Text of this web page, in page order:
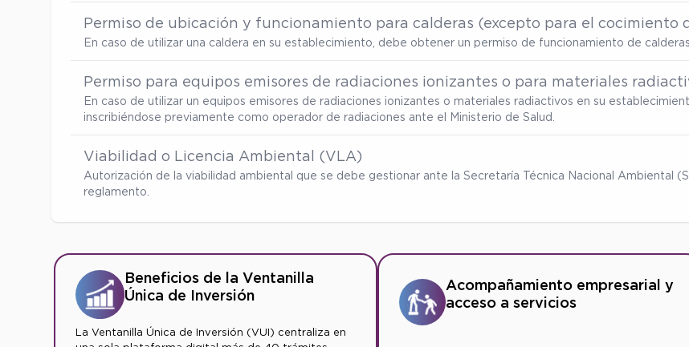
Permiso de ubicación y funcionamiento para calderas (excepto para el cocimiento
En caso de utilizar una caldera en su establecimiento, debe obtener un permiso de funcionamiento de
Permiso para equipos emisores de radiaciones ionizantes o para materiales
En caso de utilizar un equipos emisores de radiaciones ionizantes o materiales radiactivos en su
inscribiéndose previamente como operador de radiaciones ante el Ministerio de Salud.
Viabilidad o Licencia Ambiental (VLA)
Autorización de la viabilidad ambiental que se debe gestionar ante la Secretaría Técnica Nacional Ambiental
reglamento.
Beneficios de la Ventanilla
Única de Inversión
La Ventanilla Única de Inversión (VUI) centraliza en
Acompañamiento empresarial y
acceso a servicios